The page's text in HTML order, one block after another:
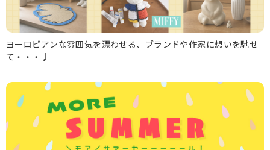
ヨーロピアンな雰囲気を漂わせる、ブランドや作家に想いを馳せ
て・・・♩